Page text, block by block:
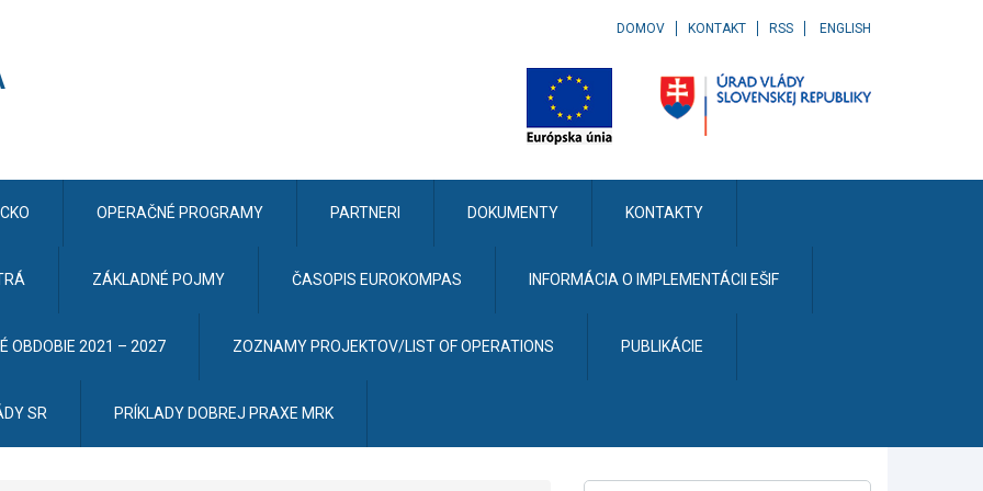
DOMOV KONTAKT RSS ENGLISH
CKO OPERAČNÉ PROGRAMY PARTNERI DOKUMENTY KONTAKTY
ZÁKLADNÉ POJMY ČASOPIS EUROKOMPAS INFORMÁCIA O IMPLEMENTÁCII EŠIF
OBDOBIE 2021 – 2027 ZOZNAMY PROJEKTOV/LIST OF OPERATIONS PUBLIKÁCIE
SR PRÍKLADY DOBREJ PRAXE MRK